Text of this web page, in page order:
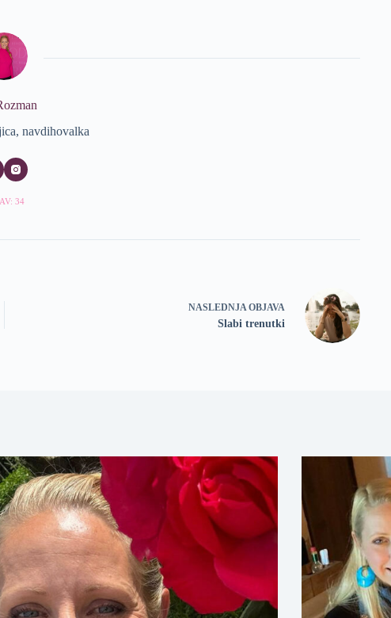
navdihovalka
34
NASLEDNJA OBJAVA
Slabi trenutki